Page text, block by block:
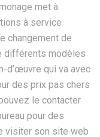
met à
à service
changement de
différents modèles
d’œuvre qui va avec
des prix pas chers
le contacter
pour des
visiter son site web